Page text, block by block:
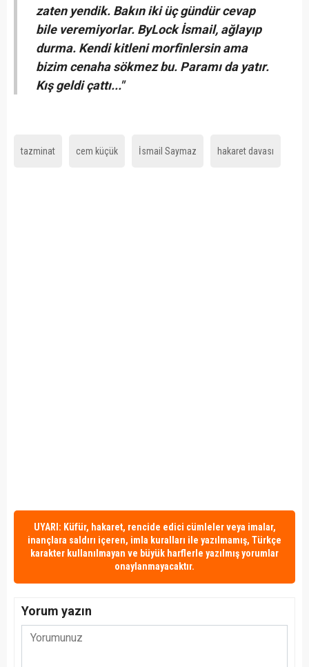
zaten yendik. Bakın iki üç gündür cevap
bile veremiyorlar. ByLock İsmail, ağlayıp
durma. Kendi kitleni morfinlersin ama
bizim cenaha sökmez bu. Paramı da yatır.
Kış geldi çattı..."
tazminat cem küçük İsmail Saymaz hakaret davası
UYARI: Küfür, hakaret, rencide edici cümleler veya imalar,
inançlara saldırı içeren, imla kuralları ile yazılmamış, Türkçe
karakter kullanılmayan ve büyük harflerle yazılmış yorumlar
onaylanmayacaktır.
Yorum yazın